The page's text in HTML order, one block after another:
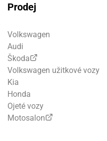
Prodej
Volkswagen
Audi
Škoda
Volkswagen užitkové vozy
Kia
Honda
Ojeté vozy
Motosalon